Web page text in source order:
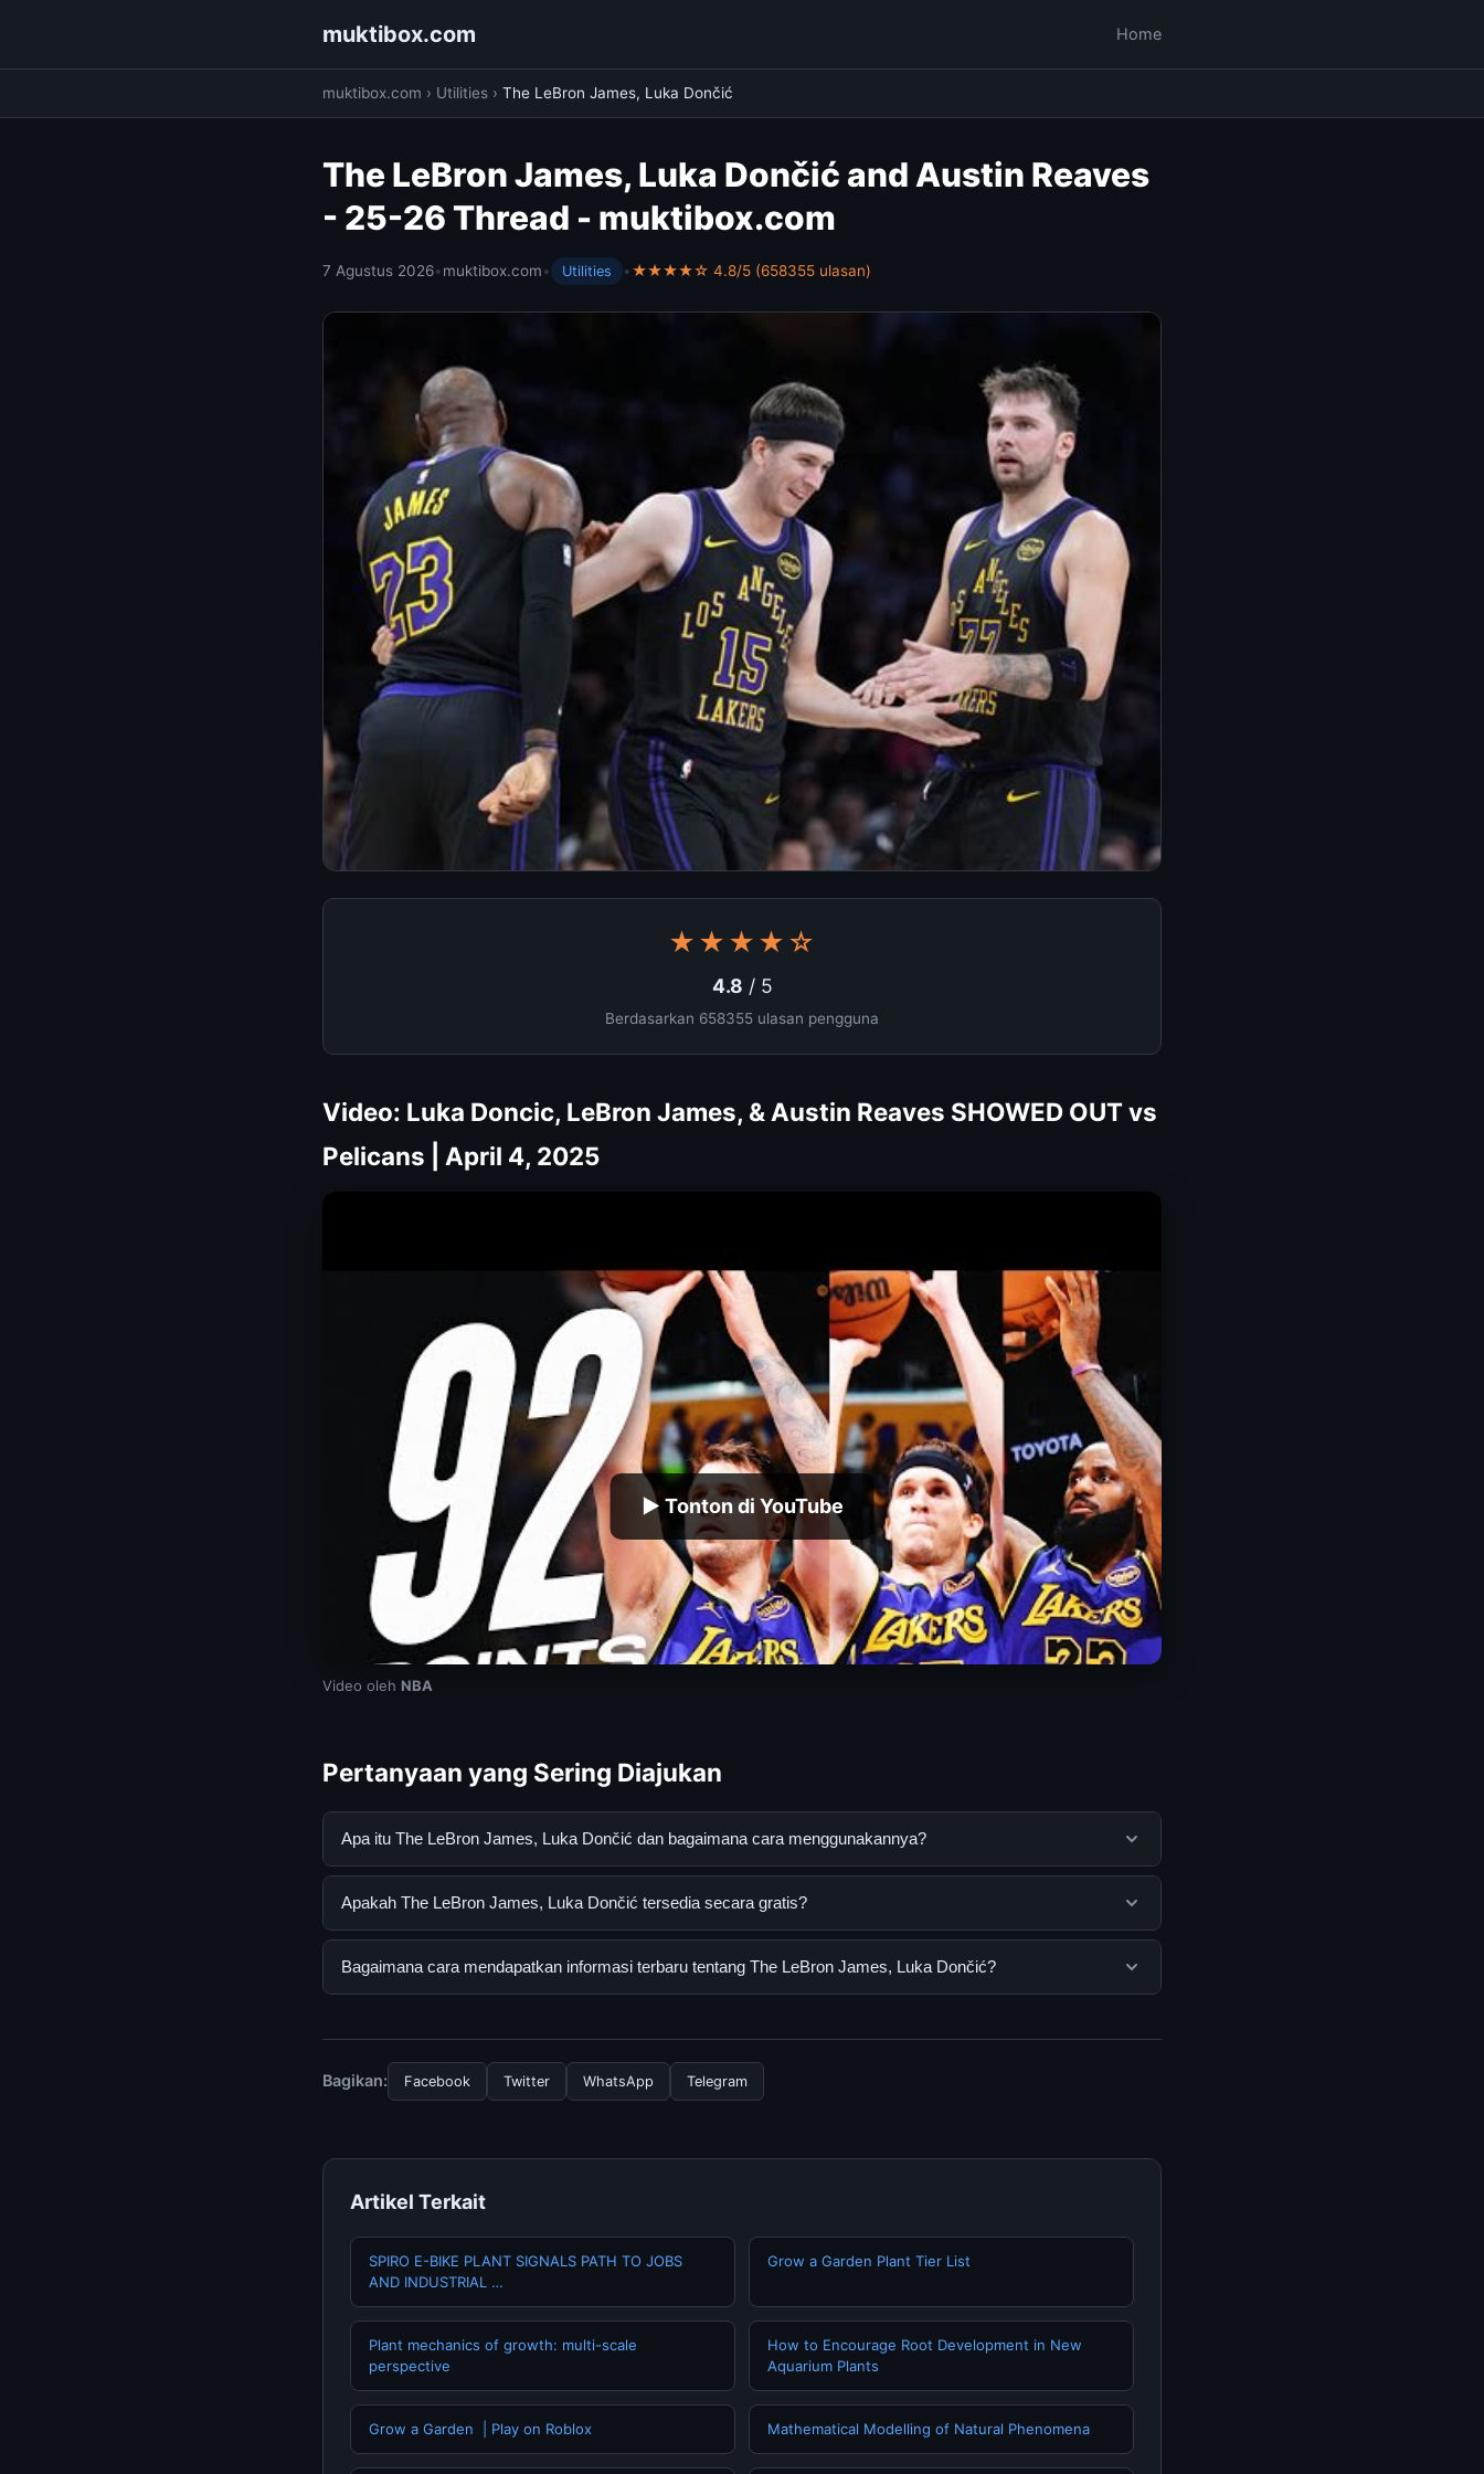
muktibox.com Home
muktibox.com › Utilities › The LeBron James, Luka Dončić
The LeBron James, Luka Dončić and Austin Reaves
- 25-26 Thread - muktibox.com
7 Agustus 2026•muktibox.com• Utilities •★★★★☆ 4.8/5 (658355 ulasan)
★★★★☆
4.8 / 5
Berdasarkan 658355 ulasan pengguna
Video: Luka Doncic, LeBron James, & Austin Reaves SHOWED OUT vs
Pelicans | April 4, 2025
▶ Tonton di YouTube
Video oleh NBA
Pertanyaan yang Sering Diajukan
Apa itu The LeBron James, Luka Dončić dan bagaimana cara menggunakannya?
The LeBron James, Luka Dončić adalah layanan digital yang dirancang untuk membantu pengguna
resmi dan mengikuti panduan yang tersedia.
Apakah The LeBron James, Luka Dončić tersedia secara gratis?
Ya, The LeBron James, Luka Dončić dapat diakses secara gratis oleh semua pengguna. Tidak ada biaya
Bagaimana cara mendapatkan informasi terbaru tentang The LeBron James, Luka Dončić?
terpercaya.
Bagikan: Facebook Twitter WhatsApp Telegram
Artikel Terkait
SPIRO E-BIKE PLANT SIGNALS PATH TO JOBS
AND INDUSTRIAL …
Grow a Garden Plant Tier List
Plant mechanics of growth: multi-scale
perspective
How to Encourage Root Development in New
Aquarium Plants
Grow a Garden ️ | Play on Roblox Mathematical Modelling of Natural Phenomena